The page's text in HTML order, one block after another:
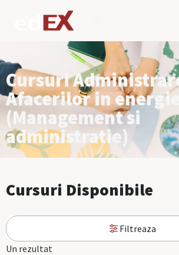
Cursuri
Afacerilor in energie
(Management si
administratie)
Cursuri Disponibile
Filtreaza
Un rezultat